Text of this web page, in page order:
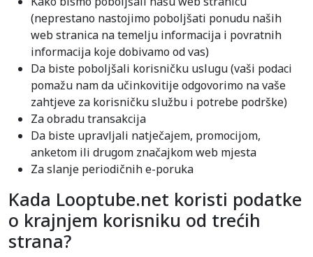
(neprestano nastojimo poboljšati ponudu naših
web stranica na temelju informacija i povratnih
informacija koje dobivamo od vas)
Da biste poboljšali korisničku uslugu (vaši podaci
pomažu nam da učinkovitije odgovorimo na vaše
zahtjeve za korisničku službu i potrebe podrške)
Za obradu transakcija
Da biste upravljali natječajem, promocijom,
anketom ili drugom značajkom web mjesta
Za slanje periodičnih e-poruka
Kada Looptube.net koristi podatke
o krajnjem korisniku od trećih
strana?